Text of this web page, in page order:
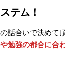
テム！
話合いで決めて
や勉強の都合に合